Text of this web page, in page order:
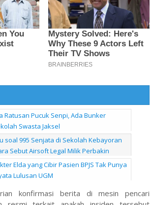
Ratusan Pucuk Senpi, Ada Bunker
Swasta Jaksel
soal 995 Senjata di Sekolah Kebayoran
Sebut Airsoft Legal Milik Perbakin
Elda yang Cibir Pasien BPJS Tak Punya
Lulusan UGM
konfirmasi berita di mesin pencari